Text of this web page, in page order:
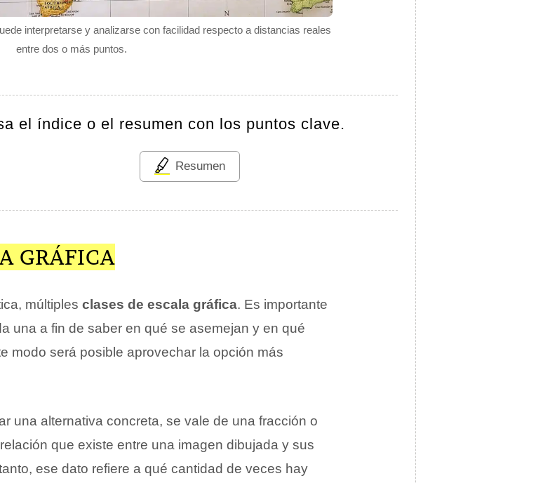
interpretarse y analizarse con facilidad respecto a distancias reales
entre dos o más puntos.
el índice o el resumen con los puntos clave.
Resumen
GRÁFICA
múltiples clases de escala gráfica. Es importante
una a fin de saber en qué se asemejan y en qué
modo será posible aprovechar la opción más
una alternativa concreta, se vale de una fracción o
que existe entre una imagen dibujada y sus
ese dato refiere a qué cantidad de veces hay